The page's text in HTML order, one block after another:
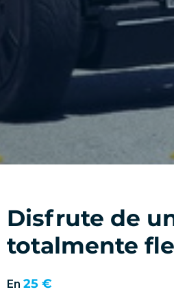
Disfrute de
totalmente
En 25 €